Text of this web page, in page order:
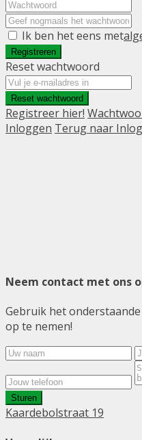
Ik ben het eens met
Registreren
Reset wachtwoord
Reset wachtwoord
Registreer hier!
Inloggen Terug naar
Neem contact met ons
Gebruik het
op te nemen!
Sturen
Kaardebolstraat 19